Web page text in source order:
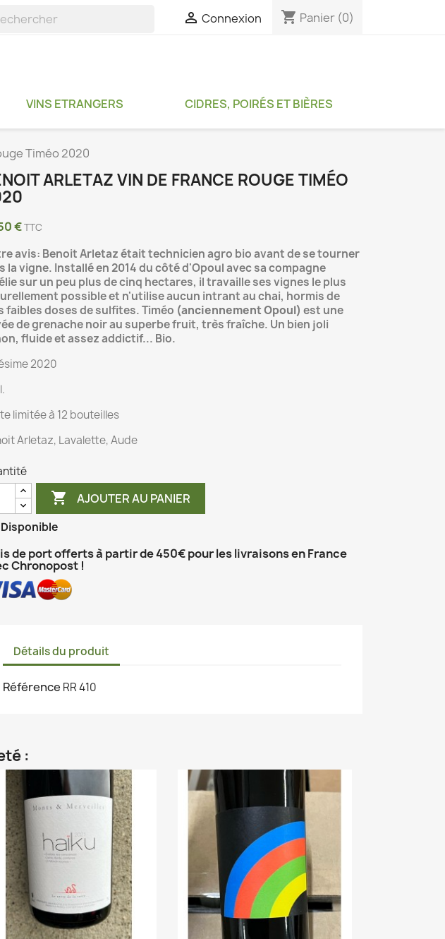
 Connexion shopping_cart Panier (0)
VINS ETRANGERS CIDRES, POIRÉS ET BIÈRES
Timéo 2020
ARLETAZ VIN DE FRANCE ROUGE TIMÉO
€TTC
avis: Benoit Arletaz était technicien agro bio avant de se tourner
la vigne. Installé en 2014 du côté d'Opoul avec sa compagne
sur un peu plus de cinq hectares, il travaille ses vignes le plus
possible et n'utilise aucun intrant au chai, hormis de
faibles doses de sulfites. Timéo (anciennement Opoul) est une
de grenache noir au superbe fruit, très fraîche. Un bien joli
fluide et assez addictif... Bio.
2020
limitée à 12 bouteilles
Arletaz, Lavalette, Aude
 AJOUTER AU PANIER
Disponible
de port offerts à partir de 450€ pour les livraisons en France
Chronopost !
Détails du produit
Référence RR 410
: